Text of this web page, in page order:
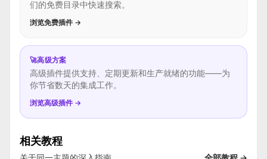
们的免费目录中快速搜索。
浏览免费插件 →
🚀高级方案
高级插件提供支持、定期更新和生产就绪的功能——为
你节省数天的集成工作。
浏览高级插件 →
相关教程